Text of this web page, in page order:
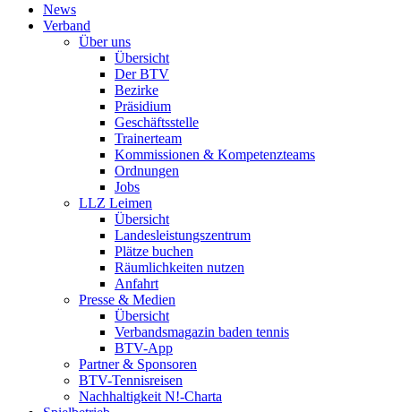
News
Verband
Über uns
Übersicht
Der BTV
Bezirke
Präsidium
Geschäftsstelle
Trainerteam
Kommissionen & Kompetenzteams
Ordnungen
Jobs
LLZ Leimen
Übersicht
Landesleistungszentrum
Plätze buchen
Räumlichkeiten nutzen
Anfahrt
Presse & Medien
Übersicht
Verbandsmagazin baden tennis
BTV-App
Partner & Sponsoren
BTV-Tennisreisen
Nachhaltigkeit N!-Charta